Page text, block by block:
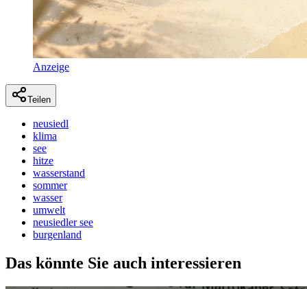
Anzeige
Teilen
neusiedl
klima
see
hitze
wasserstand
sommer
wasser
umwelt
neusiedler see
burgenland
Das könnte Sie auch interessieren